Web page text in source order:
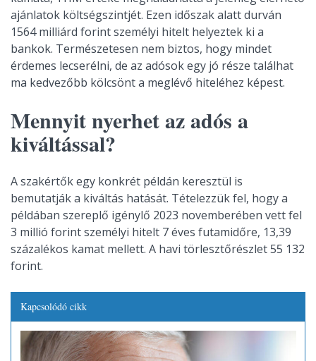
ajánlatok költségszintjét. Ezen időszak alatt durván
1564 milliárd forint személyi hitelt helyeztek ki a
bankok. Természetesen nem biztos, hogy mindet
érdemes lecserélni, de az adósok egy jó része találhat
ma kedvezőbb kölcsönt a meglévő hiteléhez képest.
Mennyit nyerhet az adós a
kiváltással?
A szakértők egy konkrét példán keresztül is
bemutatják a kiváltás hatását. Tételezzük fel, hogy a
példában szereplő igénylő 2023 novemberében vett fel
3 millió forint személyi hitelt 7 éves futamidőre, 13,39
százalékos kamat mellett. A havi törlesztőrészlet 55 132
forint.
Kapcsolódó cikk